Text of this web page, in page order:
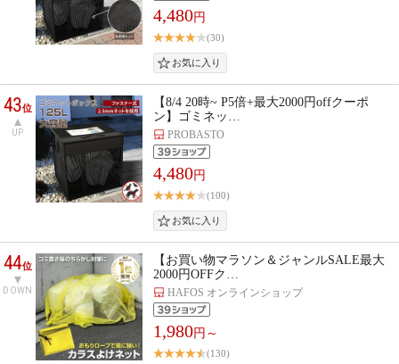
4,480円
(30)
43位
UP
【8/4 20時~ P5倍+最大2000円offクーポ
ン】ゴミネッ…
PROBASTO
4,480円
(100)
44位
DOWN
【お買い物マラソン＆ジャンルSALE最大
2000円OFFク…
HAFOS オンラインショップ
1,980円～
(130)